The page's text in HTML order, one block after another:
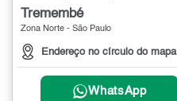
Tremembé
Zona Norte - São Paulo
Endereço no círculo do mapa
WhatsApp